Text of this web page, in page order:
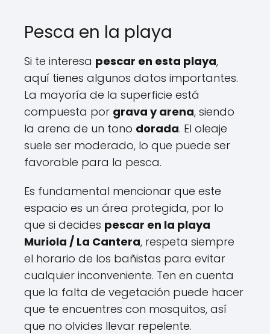
Pesca en la playa
Si te interesa pescar en esta playa,
aquí tienes algunos datos importantes.
La mayoría de la superficie está
compuesta por grava y arena, siendo
la arena de un tono dorada. El oleaje
suele ser moderado, lo que puede ser
favorable para la pesca.
Es fundamental mencionar que este
espacio es un área protegida, por lo
que si decides pescar en la playa
Muriola / La Cantera, respeta siempre
el horario de los bañistas para evitar
cualquier inconveniente. Ten en cuenta
que la falta de vegetación puede hacer
que te encuentres con mosquitos, así
que no olvides llevar repelente.